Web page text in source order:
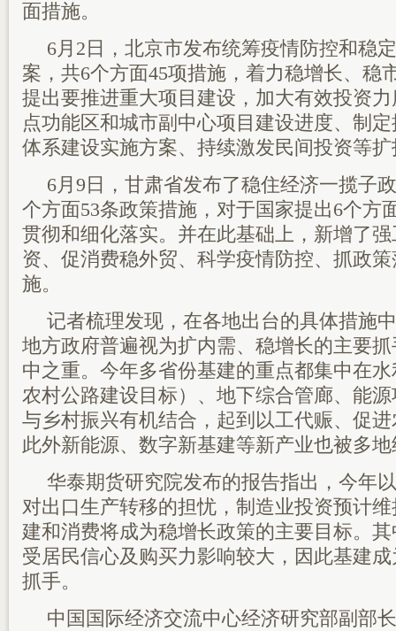
面措施。
6月2日，北京市发布统筹疫情防控和稳
案，共6个方面45项措施，着力稳增长、稳
提出要推进重大项目建设，加大有效投资
点功能区和城市副中心项目建设进度、制
体系建设实施方案、持续激发民间投资等
6月9日，甘肃省发布了稳住经济一揽子
个方面53条政策措施，对于国家提出6个方
贯彻和细化落实。并在此基础上，新增了
资、促消费稳外贸、科学疫情防控、抓政
施。
记者梳理发现，在各地出台的具体措施
地方政府普遍视为扩内需、稳增长的主要
中之重。今年多省份基建的重点都集中在
农村公路建设目标）、地下综合管廊、能
与乡村振兴有机结合，起到以工代赈、促
此外新能源、数字新基建等新产业也被多
华泰期货研究院发布的报告指出，今年
对出口生产转移的担忧，制造业投资预计
建和消费将成为稳增长政策的主要目标。
受居民信心及购买力影响较大，因此基建
抓手。
中国国际经济交流中心经济研究部副部